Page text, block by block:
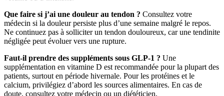
Que faire si j’ai une douleur au tendon ? Consultez votre
médecin si la douleur persiste plus d’une semaine malgré le repos.
Ne continuez pas à solliciter un tendon douloureux, car une tendinite
négligée peut évoluer vers une rupture.
Faut-il prendre des suppléments sous GLP-1 ? Une
supplémentation en vitamine D est recommandée pour la plupart des
patients, surtout en période hivernale. Pour les protéines et le
calcium, privilégiez d’abord les sources alimentaires. En cas de
doute, consultez votre médecin ou un diététicien.